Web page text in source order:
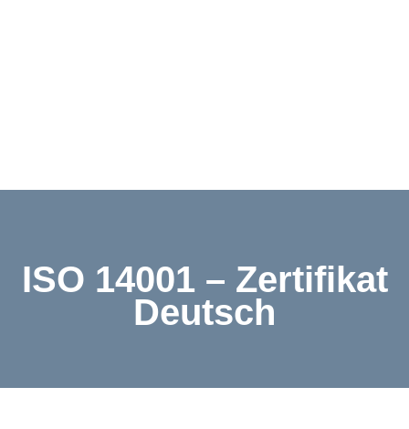
ISO 14001 – Zertifikat
Deutsch